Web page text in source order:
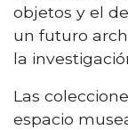
objetos y el
un futuro
la
Las
espacio